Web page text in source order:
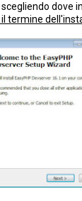
scegliendo dove
termine